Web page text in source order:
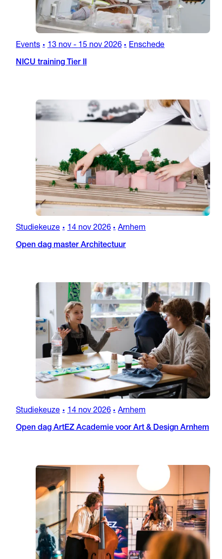
Events • 13 nov- 15 nov 2026 • Enschede
NICU training Tier II
Studiekeuze • 14 nov 2026 • Arnhem
Open dag master Architectuur
Studiekeuze • 14 nov 2026 • Arnhem
Open dag ArtEZ Academie voor Art & Design Arnhem